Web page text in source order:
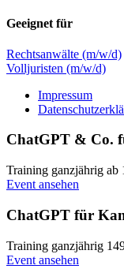
Geeignet für
Rechtsanwälte (m/w/d)
Volljuristen (m/w/d)
Impressum
ChatGPT & Co.
Training ganzjährig ab
Event ansehen
ChatGPT für
Training ganzjährig
Event ansehen